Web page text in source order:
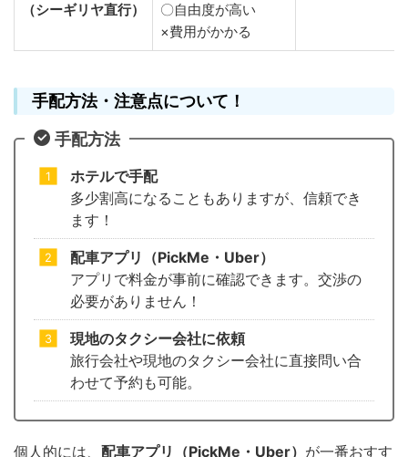
（シーギリヤ直行）
〇自由度が高い
×費用がかかる
手配方法・注意点について！
手配方法
ホテルで手配
多少割高になることもありますが、信頼でき
ます！
配車アプリ（PickMe・Uber）
アプリで料金が事前に確認できます。交渉の
必要がありません！
現地のタクシー会社に依頼
旅行会社や現地のタクシー会社に直接問い合
わせて予約も可能。
個人的には、 配車アプリ（PickMe・Uber） が一番おすす